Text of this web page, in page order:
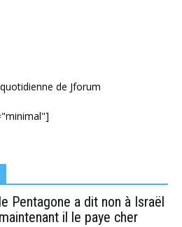
de Jforum
le Pentagone a dit non à Israël
maintenant il le paye cher